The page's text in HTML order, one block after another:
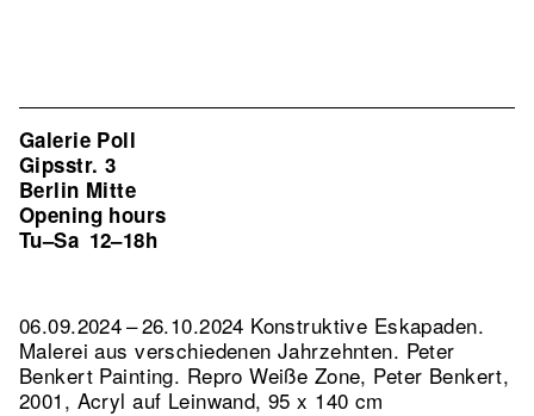
Galerie Poll
Gipsstr. 3
Berlin Mitte
Opening hours
Tu–Sa 12–18h
06.09.2024 – 26.10.2024 Konstruktive Eskapaden.
Malerei aus verschiedenen Jahrzehnten. Peter
Benkert Painting. Repro Weiße Zone, Peter Benkert,
2001, Acryl auf Leinwand, 95 x 140 cm